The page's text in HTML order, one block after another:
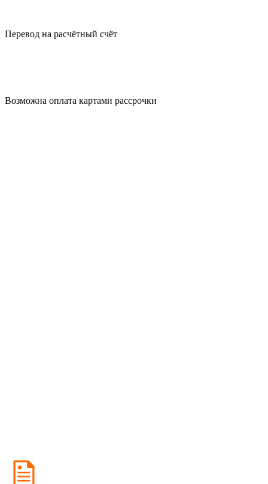
Перевод на расчётный счёт
Возможна оплата картами рассрочки